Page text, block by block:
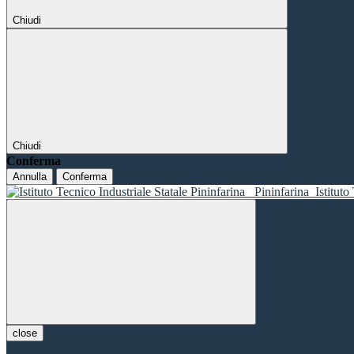
Chiudi
Chiudi
Conferma
Annulla Conferma
Pininfarina Istituto
close